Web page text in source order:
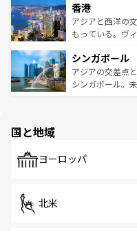
とつ。フォーや
ひ現地で味わい
が旅行者を迎え
参照してほしい。
の活気が交差し
帯で自然と触れ
いビーチでリゾ
激する。気候は
が待っている。
た文化、そして
香港
アジアと西洋の
もっている。ヴ
み、どこを訪れ
ており、効率よ
うな絶景から文
シンガポール
アジアの交差点
シンガポール。
で、ホーカーズ
国と地域
ヨーロッパ
北米